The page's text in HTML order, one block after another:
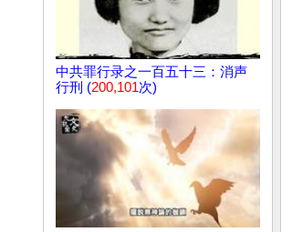
中共罪行录之一百五十三：消声
行刑 (200,101次)